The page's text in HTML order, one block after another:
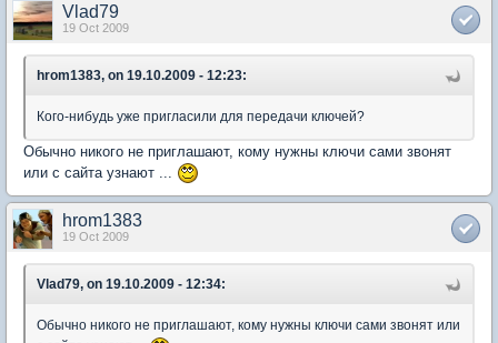
Vlad79
19 Oct 2009
hrom1383, on 19.10.2009 - 12:23:
Кого-нибудь уже пригласили для передачи ключей?
Обычно никого не приглашают, кому нужны ключи сами звонят
или с сайта узнают ...
hrom1383
19 Oct 2009
Vlad79, on 19.10.2009 - 12:34:
Обычно никого не приглашают, кому нужны ключи сами звонят или